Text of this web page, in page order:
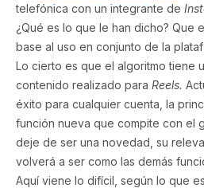
telefónica con un integrante de
¿Qué es lo que le han dicho? Que
base al uso en conjunto de la
Lo cierto es que el algoritmo tiene
contenido realizado para Reels.
éxito para cualquier cuenta, la
función nueva que compite con el
deje de ser una novedad, su
volverá a ser como las demás
Aquí viene lo difícil, según lo que